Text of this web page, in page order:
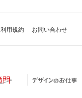
利用規約 お問い合わせ